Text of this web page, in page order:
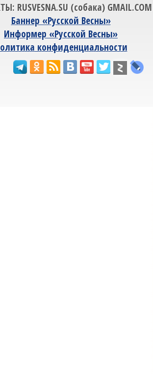
RUSVESNA.SU (собака) GMAIL.COM
Баннер «Русской Весны»
Информер «Русской Весны»
конфиденциальности